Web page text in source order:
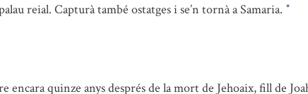
reial. Capturà també ostatges i se’n tornà a Samaria. *
encara quinze anys després de la mort de Jehoaix, fill de